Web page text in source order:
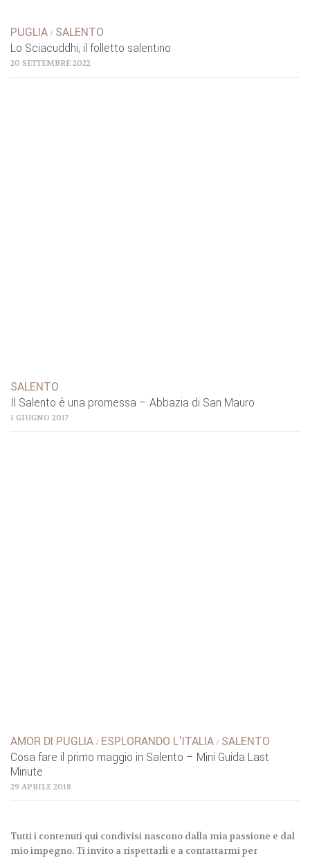
PUGLIA / SALENTO
Lo Sciacuddhi, il folletto salentino
20 SETTEMBRE 2022
SALENTO
Il Salento è una promessa – Abbazia di San Mauro
1 GIUGNO 2017
AMOR DI PUGLIA / ESPLORANDO L'ITALIA / SALENTO
Cosa fare il primo maggio in Salento – Mini Guida Last
Minute
29 APRILE 2018
Tutti i contenuti qui condivisi nascono dalla mia passione e dal
mio impegno. Ti invito a rispettarli e a contattarmi per